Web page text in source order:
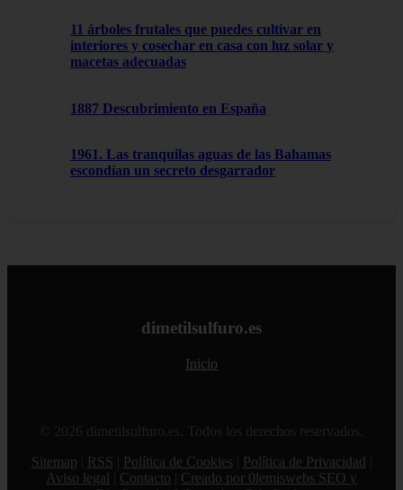
11 árboles frutales que puedes cultivar en
interiores y cosechar en casa con luz solar y
macetas adecuadas
1887 Descubrimiento en España
1961. Las tranquilas aguas de las Bahamas
escondían un secreto desgarrador
dimetilsulfuro.es
Inicio
© 2026 dimetilsulfuro.es. Todos los derechos reservados.
Sitemap
RSS Política de Cookies Política de Privacidad
Aviso legal
Contacto
Creado por 0lemiswebs SEO y